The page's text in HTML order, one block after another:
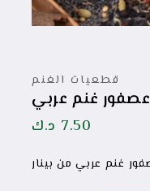
قطعيات الغنم
غنم عربي
7.50 د.ك
غنم عربي من بينار